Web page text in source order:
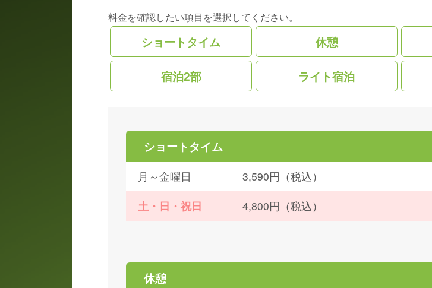
料金を確認したい項目を選択してください。
ショートタイム 休憩
宿泊2部 ライト宿泊
ショートタイム
月～金曜日
3,590円（税込）
土・日・祝日
4,800円（税込）
休憩